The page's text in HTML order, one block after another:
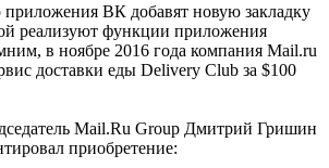
ВК добавят новую закладку
реализуют функции приложения
в ноябре 2016 года компания Mail.ru
доставки еды Delivery Club за $100
Mail.Ru Group Дмитрий Гришин
приобретение: